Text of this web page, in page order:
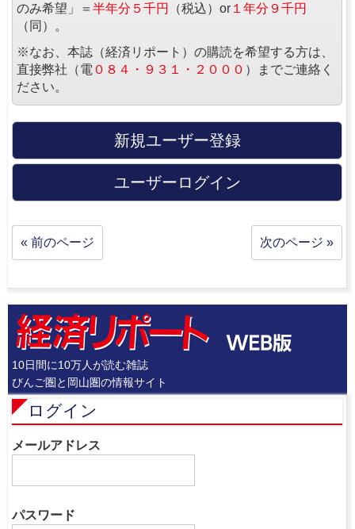
のみ希望」＝ 半年分５千円 （税込）or １年分９千円
（同）。
※なお、本誌（経済リポート）の購読を希望する方は、
直接弊社（電 ０８４・９３１・２０００ ）までご連絡く
ださい。
新規ユーザー登録
ユーザーログイン
« 前のページ 次のページ »
10日間に10万人が読む雑誌
びんご圏と岡山圏の情報サイト
ログイン
メールアドレス
パスワード